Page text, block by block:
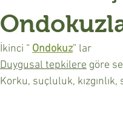
İkinci “ Ondokuz” lar
Duygusal tepkilere göre
Korku, suçluluk,